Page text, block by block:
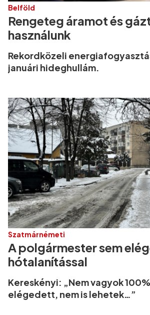
Belföld
Rengeteg áramot és
használunk
Rekordközeli
januári hideghullám.
Szatmárnémeti
A polgármester sem
hótalanítással
Kereskényi: „Nem vagyok
elégedett, nem is lehetek…”